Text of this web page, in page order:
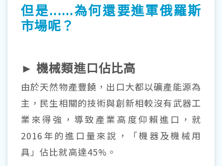
但是......為何還要進軍俄羅斯
市場呢？
► 機械類進口佔比高
由於天然物產豐饒，出口大都以礦產能源為
主，民生相關的技術與創新相較沒有武器工
業來得強，導致產業高度仰賴進口，就
2016年的進口量來說，「機器及機械用
具」佔比就高達45%。